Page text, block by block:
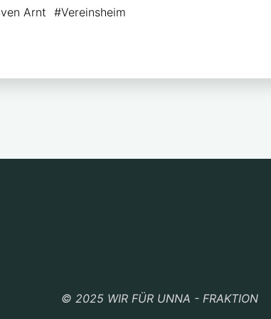
le
Arnt #Vereinsheim
© 2025 WIR FÜR UNNA - FRAKTION